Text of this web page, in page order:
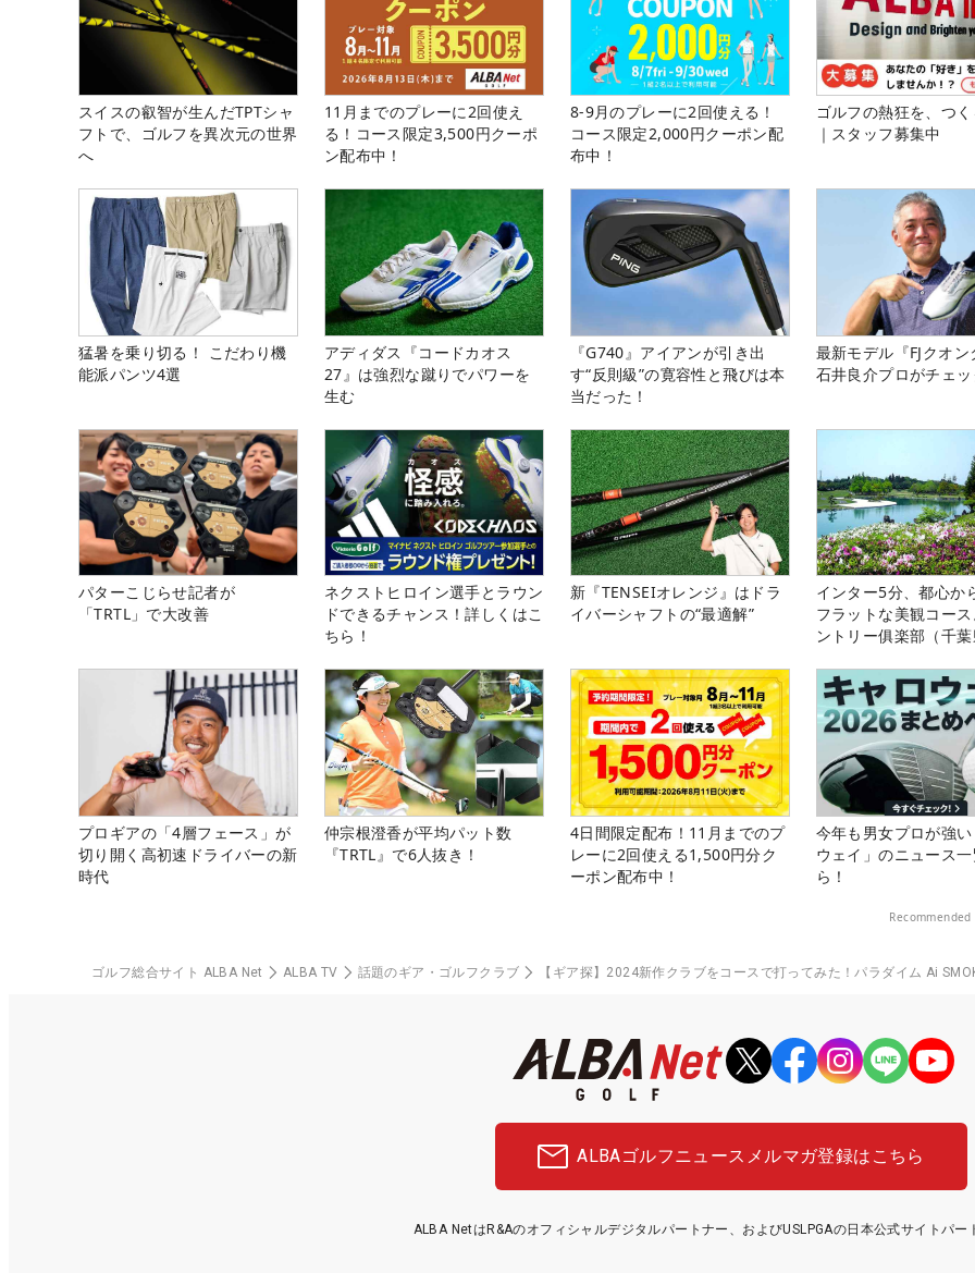
スイスの叡智が生んだTPTシャ
フトで、ゴルフを異次元の世界
へ
11月までのプレーに2回使え
る！コース限定3,500円クーポ
ン配布中！
8-9月のプレーに2回使える！
コース限定2,000円クーポン配
布中！
ゴルフの熱狂を、つ
｜スタッフ募集中
猛暑を乗り切る！ こだわり機
能派パンツ4選
アディダス『コードカオス
27』は強烈な蹴りでパワーを
生む
『G740』アイアンが引き出
す“反則級”の寛容性と飛びは本
当だった！
最新モデル『FJクオ
石井良介プロがチェ
パターこじらせ記者が
「TRTL」で大改善
ネクストヒロイン選手とラウン
ドできるチャンス！詳しくはこ
ちら！
新『TENSEIオレンジ』はドラ
イバーシャフトの“最適解”
インター5分、都心か
フラットな美観コー
ントリー俱楽部（千
プロギアの「4層フェース」が
切り開く高初速ドライバーの新
時代
仲宗根澄香が平均パット数
『TRTL』で6人抜き！
4日間限定配布！11月までのプ
レーに2回使える1,500円分ク
ーポン配布中！
今年も男女プロが強
ウェイ」のニュース
ら！
Recommended
ゴルフ総合サイト ALBA Net ALBA TV 話題のギア・ゴルフクラブ 【ギア探】2024新作クラブをコースで打ってみた！パラダイム Ai
ALBAゴルフニュース メルマガ登録はこちら
ALBA NetはR&Aのオフィシャルデジタルパートナー、およびUSLPGAの日本公式サイトパー